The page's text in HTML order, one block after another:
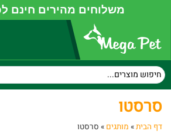
משלוחים מהירים חינם
סרסטו
דף הבית» מותגים » סרסטו